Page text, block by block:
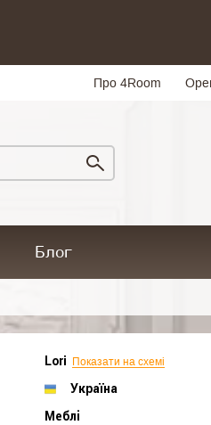
Про 4Room
Блог
Lori Показати на схемі
Україна
Меблі